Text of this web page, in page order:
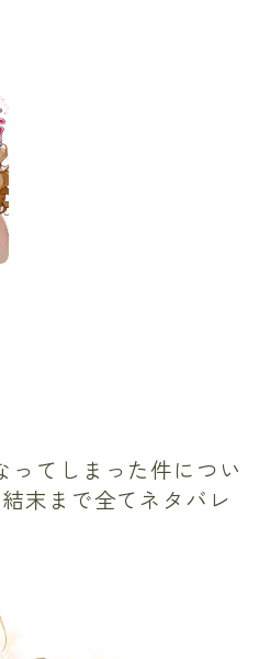
ってしまった件につい
末まで全てネタバレ